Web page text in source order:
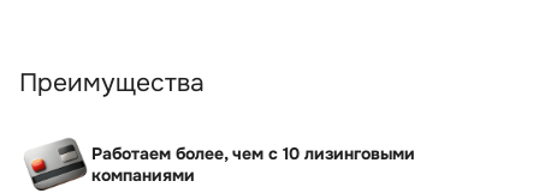
Преимущества
Работаем более, чем с 10 лизинговыми
компаниями